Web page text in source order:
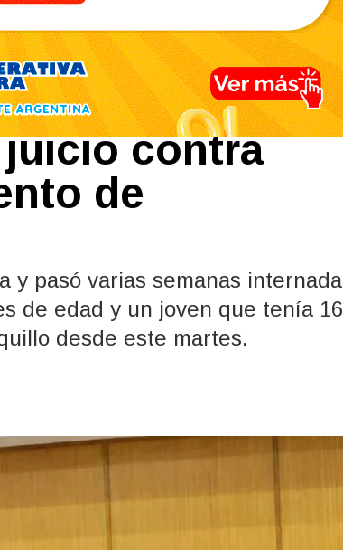
de un
contra
de
y pasó varias semanas internada
de edad y un joven que tenía 16
desde este martes.